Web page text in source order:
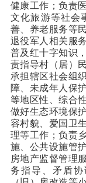
健康工作；负责
文化旅游等社会
善、养老服务等
退役军人相关服
普及红十字知识
责指导村（居）
承担辖区社会组
障、未成年人保
等地区性、综合
做好生态环境保
容村貌、爱国卫
理等工作；负责
施、公共设施管
房地产监督管理
务指导、矛盾